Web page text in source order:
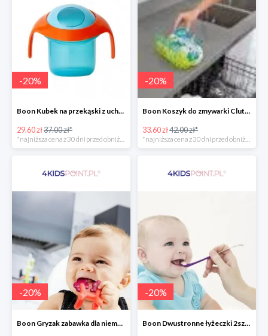
-20%
Boon Kubek na przekąski z uchwytami -20%
29.60 zł37.00 zł*
*najniższa cena z 30 dni przed obniżką
-20%
Boon Koszyk do zmywarki Clutch -20%
33.60 zł42.00 zł*
*najniższa cena z 30 dni przed obniżką
-20%
Boon Gryzak zabawka dla niemowlaka jednorożec Prance -20%
-20%
Boon Dwustronne łyżeczki 2szt. Orange -20%